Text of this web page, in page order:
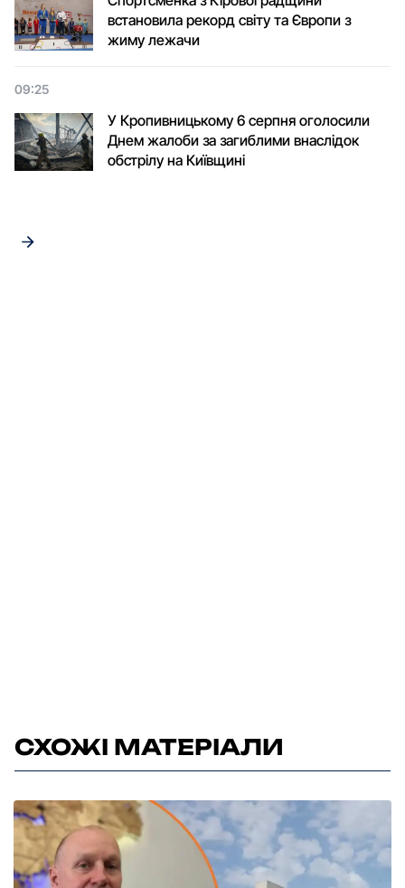
встановила рекорд світу та Європи з
жиму лежачи
09:25
У Кропивницькому 6 серпня оголосили
Днем жалоби за загиблими внаслідок
обстрілу на Київщині
СХОЖІ МАТЕРІАЛИ